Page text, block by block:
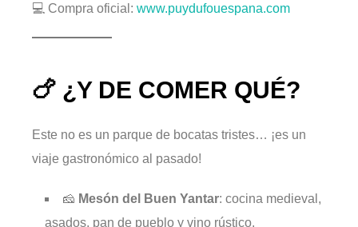
💻 Compra oficial: www.puydufouespana.com
🍗 ¿Y DE COMER QUÉ?
Este no es un parque de bocatas tristes… ¡es un
viaje gastronómico al pasado!
🧀 Mesón del Buen Yantar: cocina medieval,
asados, pan de pueblo y vino rústico.